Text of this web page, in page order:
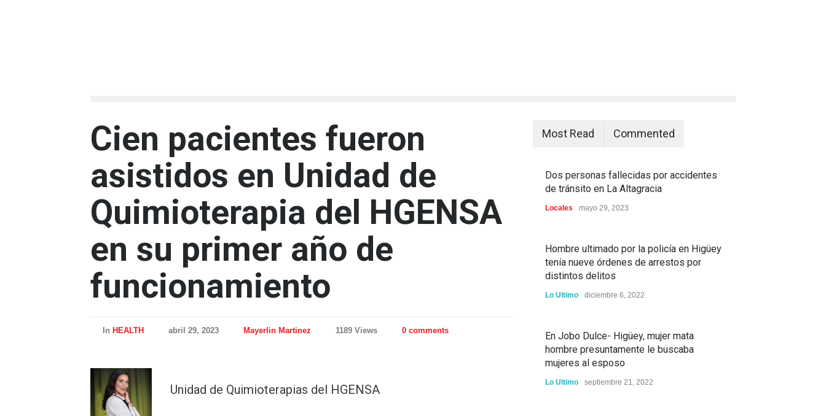
Cien pacientes fueron
asistidos en Unidad de
Quimioterapia del HGENSA
en su primer año de
funcionamiento
In HEALTH abril 29, 2023 Mayerlin Martinez 1189 Views 0 comments
Unidad de Quimioterapias del HGENSA
Most Read Commented
Dos personas fallecidas por accidentes
de tránsito en La Altagracia
Locales mayo 29, 2023
Hombre ultimado por la policía en Higüey
tenía nueve órdenes de arrestos por
distintos delitos
Lo Ultimo diciembre 6, 2022
En Jobo Dulce- Higüey, mujer mata
hombre presuntamente le buscaba
mujeres al esposo
Lo Ultimo septiembre 21, 2022